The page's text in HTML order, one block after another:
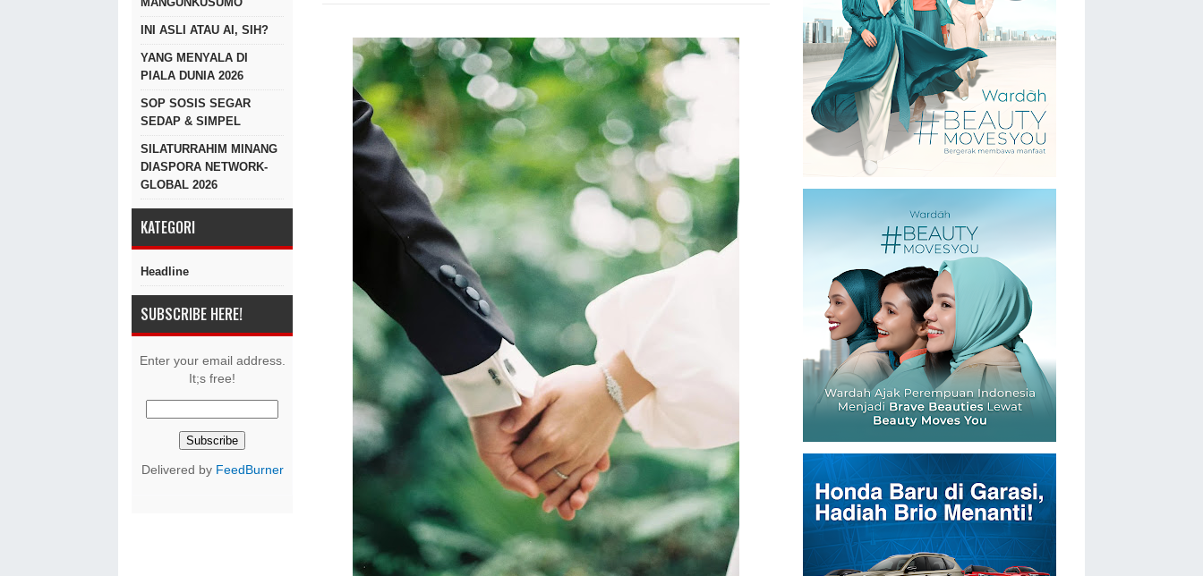
INI ASLI ATAU AI, SIH?
YANG MENYALA DI
PIALA DUNIA 2026
SOP SOSIS SEGAR
SEDAP & SIMPEL
SILATURRAHIM MINANG
DIASPORA NETWORK-
GLOBAL 2026
KATEGORI
Headline
SUBSCRIBE HERE!
Enter your email address.
It;s free!
Delivered by FeedBurner